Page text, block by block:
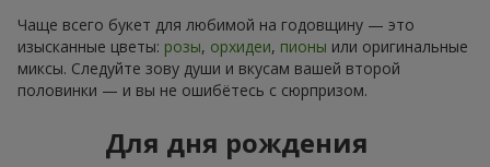
Чаще всего букет для любимой на годовщину — это
изысканные цветы: розы, орхидеи, пионы или оригинальные
миксы. Следуйте зову души и вкусам вашей второй
половинки — и вы не ошибётесь с сюрпризом.
Для дня рождения